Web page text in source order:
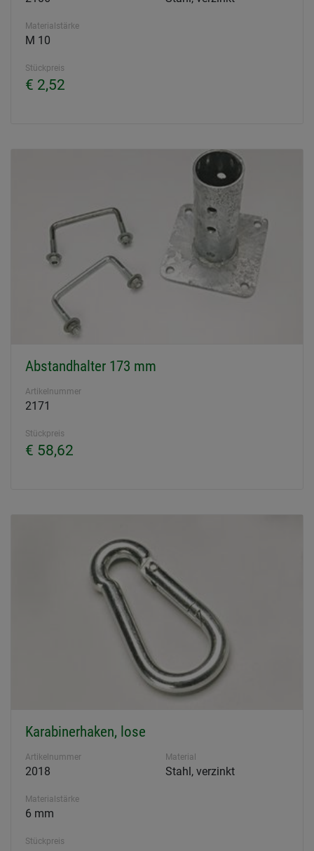
Materialstärke
M 10
Stückpreis
€ 2,52
Abstandhalter 173 mm
Artikelnummer
2171
Stückpreis
€ 58,62
Karabinerhaken, lose
Artikelnummer
2018
Material
Stahl, verzinkt
Materialstärke
6 mm
Stückpreis